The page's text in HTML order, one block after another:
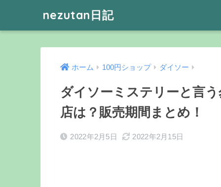
nezutan日記
ホーム 100円ショップ ダイソー
ダイソーミステリーと言
店は？販売期間まとめ！
2022年2月5日 2022年2月15日